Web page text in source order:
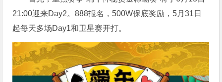
21:00迎来Day2。888报名，500W保底奖励，5月31日
起每天多场Day1和卫星赛开打。